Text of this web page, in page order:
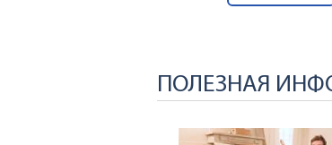
ПОЛЕЗНАЯ